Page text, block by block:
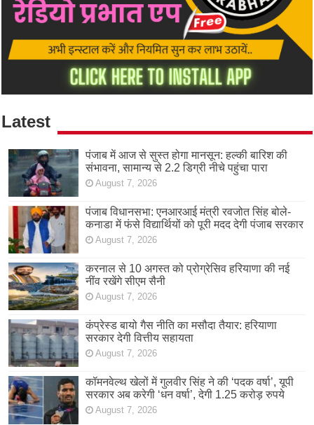
Latest
पंजाब में आज से सुस्त होगा मानसून: हल्की बारिश की
संभावना, सामान्य से 2.2 डिग्री नीचे पहुंचा पारा
August 7, 2026
पंजाब विधानसभा: एनआरआई मंत्री रवजोत सिंह बोले-
कनाडा में फंसे विद्यार्थियों को पूरी मदद देगी पंजाब सरकार
August 7, 2026
करनाल से 10 अगस्त को प्रोग्रेसिव हरियाणा की नई
नींव रखेंगे सीएम सैनी
August 7, 2026
कंप्रेस्ड बायो गैस नीति का मसौदा तैयार: हरियाणा
सरकार देगी वित्तीय सहायता
August 7, 2026
कॉमनवेल्थ खेलों में गुलवीर सिंह ने की ‘पदक वर्षा’, यूपी
सरकार अब करेगी ‘धन वर्षा’, देगी 1.25 करोड़ रुपये
August 7, 2026